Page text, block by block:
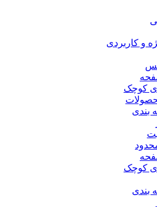
و کاربردی
کوچک
بندی
کوچک
بندی